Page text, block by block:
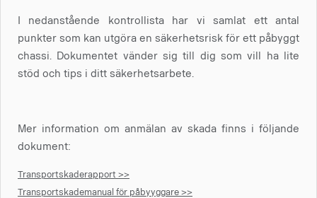
I nedanstående kontrollista har vi samlat ett antal
punkter som kan utgöra en säkerhetsrisk för ett påbyggt
chassi. Dokumentet vänder sig till dig som vill ha lite
stöd och tips i ditt säkerhetsarbete.
Mer information om anmälan av skada finns i följande
dokument:
Transportskaderapport >>
Transportskademanual för påbyyggare >>